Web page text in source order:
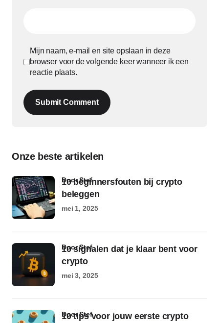
Mijn naam, e-mail en site opslaan in deze
browser voor de volgende keer wanneer ik een
reactie plaats.
Submit Comment
Onze beste artikelen
10 beginnersfouten bij crypto
beleggen
door Stef
mei 1, 2025
10 signalen dat je klaar bent voor
crypto
door Stef
mei 3, 2025
10 tips voor jouw eerste crypto
door Stef